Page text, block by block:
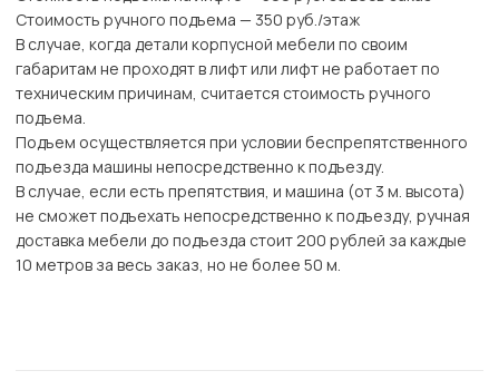
Стоимость ручного подъема — 350 руб./этаж
В случае, когда детали корпусной мебели по своим
габаритам не проходят в лифт или лифт не работает по
техническим причинам, считается стоимость ручного
подъема.
Подъем осуществляется при условии беспрепятственного
подъезда машины непосредственно к подъезду.
В случае, если есть препятствия, и машина (от 3 м. высота)
не сможет подъехать непосредственно к подъезду, ручная
доставка мебели до подъезда стоит 200 рублей за каждые
10 метров за весь заказ, но не более 50 м.